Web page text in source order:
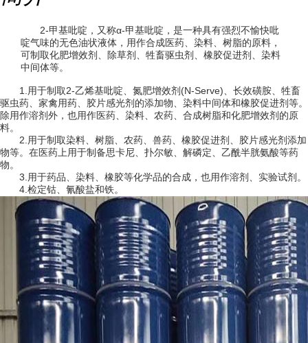
2-甲基吡啶，又称α-甲基吡啶，是一种具有强烈不愉快吡
啶气味的无色油状液体，用作合成医药、染料、树脂的原料，
可制取化肥增效剂、除草剂、牲畜驱虫剂、橡胶促进剂、染料
中间体等。
1.用于制取2-乙烯基吡啶、氮肥增效剂(N-Serve)、长效磺胺、牲畜
驱虫药、家禽用药、胶片感光剂的添加物、染料中间体和橡胶促进剂等。
除用作溶剂外，也用作医药、染料、农药、合成树脂和化肥增效剂的原
料。
2.用于制取染料、树脂、农药、兽药、橡胶促进剂、胶片感光剂添加
物等。在医药上用于制备思卡尼、扑尔敏、解磷定、乙酰半胱氨酸等药
物。
3.用于药品、染料、橡胶等化学品的合成，也用作溶剂、实验试剂。
4.检定钴、氰酸盐和铁。